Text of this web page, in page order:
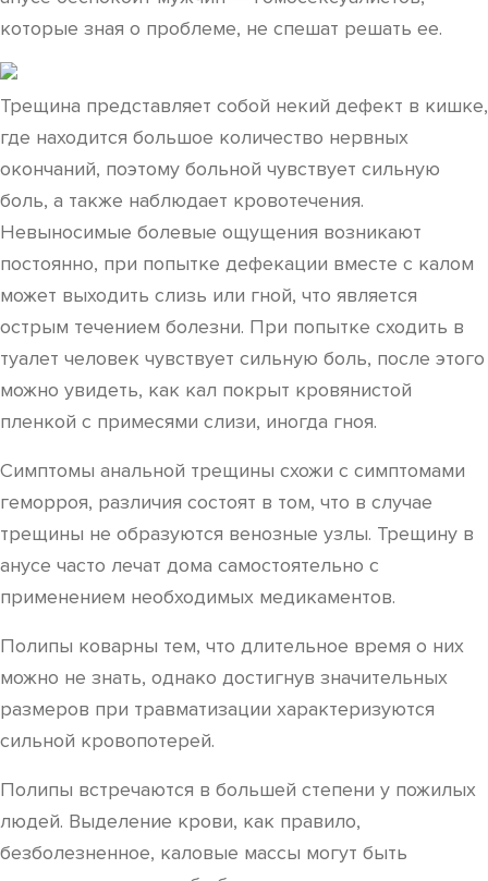
которые зная о проблеме, не спешат решать ее.
Трещина представляет собой некий дефект в кишке,
где находится большое количество нервных
окончаний, поэтому больной чувствует сильную
боль, а также наблюдает кровотечения.
Невыносимые болевые ощущения возникают
постоянно, при попытке дефекации вместе с калом
может выходить слизь или гной, что является
острым течением болезни. При попытке сходить в
туалет человек чувствует сильную боль, после этого
можно увидеть, как кал покрыт кровянистой
пленкой с примесями слизи, иногда гноя.
Симптомы анальной трещины схожи с симптомами
геморроя, различия состоят в том, что в случае
трещины не образуются венозные узлы. Трещину в
анусе часто лечат дома самостоятельно с
применением необходимых медикаментов.
Полипы коварны тем, что длительное время о них
можно не знать, однако достигнув значительных
размеров при травматизации характеризуются
сильной кровопотерей.
Полипы встречаются в большей степени у пожилых
людей. Выделение крови, как правило,
безболезненное, каловые массы могут быть